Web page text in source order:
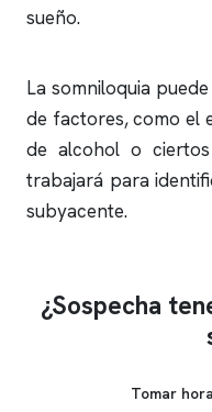
sueño.
La somniloquia
de factores, como el
de alcohol o ciertos
trabajará para
subyacente.
¿Sospecha
Tomar hora